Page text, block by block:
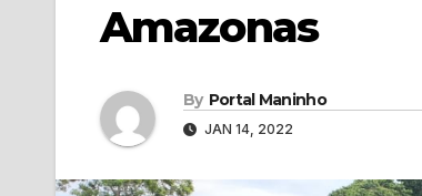
Amazonas
By Portal Maninho
JAN 14, 2022